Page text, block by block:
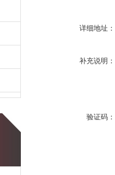
详细地址：
补充说明：
验证码：